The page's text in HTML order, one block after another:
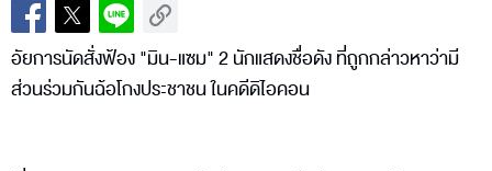
อัยการนัดสั่งฟ้อง "มิน-แซม" 2 นักแสดงชื่อดัง ที่ถูกกล่าวหาว่ามี
ส่วนร่วมกันฉ้อโกงประชาชน ในคดีดิไอคอน